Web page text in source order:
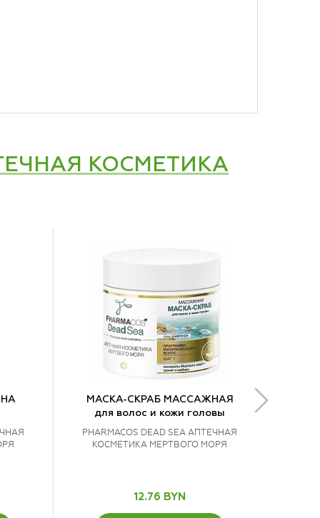
КОСМЕТИКА
МАСКА-СКРАБ МАССАЖНАЯ
для волос и кожи головы
PHARMACOS DEAD SEA АПТЕЧНАЯ
КОСМЕТИКА МЕРТВОГО МОРЯ
12.76 BYN